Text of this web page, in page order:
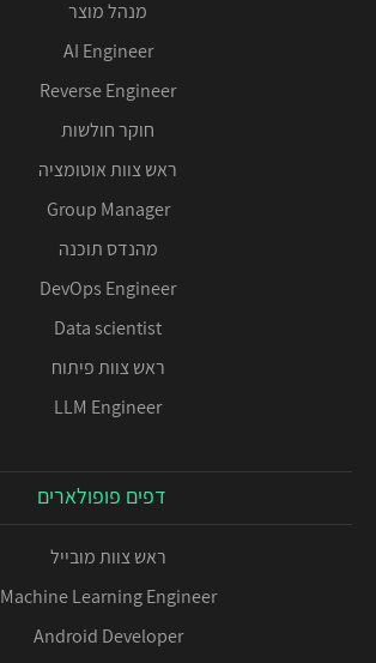
מנהל מוצר
AI Engineer
Reverse Engineer
חוקר חולשות
ראש צוות אוטומציה
Group Manager
מהנדס תוכנה
DevOps Engineer
Data scientist
ראש צוות פיתוח
LLM Engineer
דפים פופולארים
ראש צוות מובייל
Machine Learning Engineer
Android Developer